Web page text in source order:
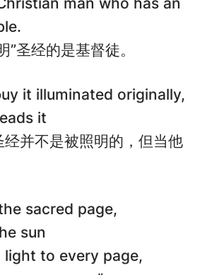
”圣经的是基督徒。
it illuminated originally,
it
并不是被照明的，但当他
sacred page,
sun
light to every page,